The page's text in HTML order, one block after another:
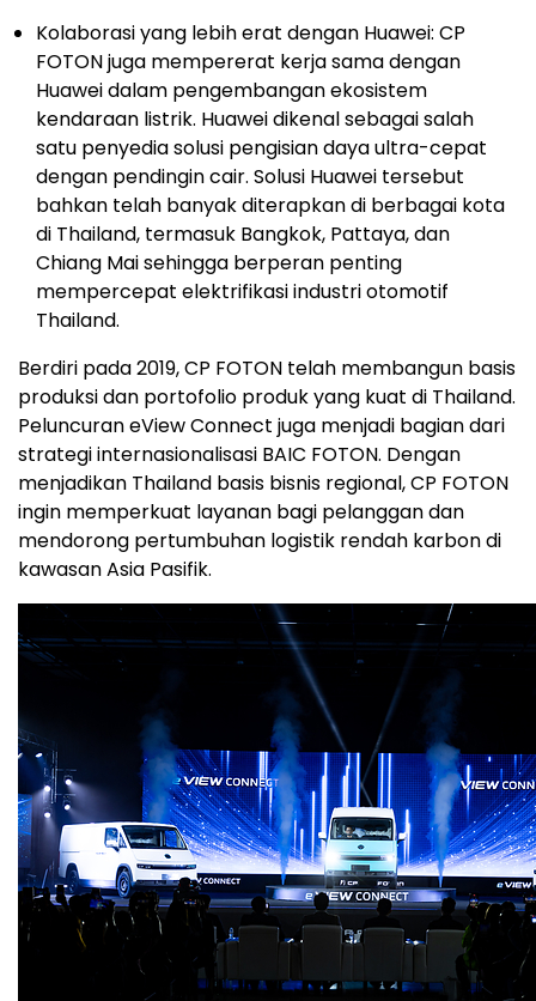
Kolaborasi yang lebih erat dengan Huawei: CP
FOTON juga mempererat kerja sama dengan
Huawei dalam pengembangan ekosistem
kendaraan listrik. Huawei dikenal sebagai salah
satu penyedia solusi pengisian daya ultra-cepat
dengan pendingin cair. Solusi Huawei tersebut
bahkan telah banyak diterapkan di berbagai kota
di Thailand, termasuk Bangkok, Pattaya, dan
Chiang Mai sehingga berperan penting
mempercepat elektrifikasi industri otomotif
Thailand.
Berdiri pada 2019, CP FOTON telah membangun basis
produksi dan portofolio produk yang kuat di Thailand.
Peluncuran eView Connect juga menjadi bagian dari
strategi internasionalisasi BAIC FOTON. Dengan
menjadikan Thailand basis bisnis regional, CP FOTON
ingin memperkuat layanan bagi pelanggan dan
mendorong pertumbuhan logistik rendah karbon di
kawasan Asia Pasifik.